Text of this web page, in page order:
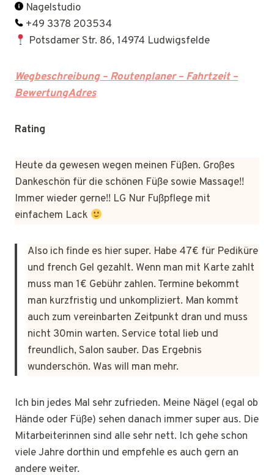
Nagelstudio
+49 3378 203534
Potsdamer Str. 86, 14974 Ludwigsfelde
Wegbeschreibung – Routenplaner – Fahrtzeit –
BewertungAdres
Rating
Heute da gewesen wegen meinen Füßen. Großes
Dankeschön für die schönen Füße sowie Massage!!
Immer wieder gerne!! LG Nur Fußpflege mit
einfachem Lack
Also ich finde es hier super. Habe 47€ für Pediküre
und french Gel gezahlt. Wenn man mit Karte zahlt
muss man 1€ Gebühr zahlen. Termine bekommt
man kurzfristig und unkompliziert. Man kommt
auch zum vereinbarten Zeitpunkt dran und muss
nicht 30min warten. Service total lieb und
freundlich, Salon sauber. Das Ergebnis
wunderschön. Was will man mehr.
Ich bin jedes Mal sehr zufrieden. Meine Nägel (egal ob
Hände oder Füße) sehen danach immer super aus. Die
Mitarbeiterinnen sind alle sehr nett. Ich gehe schon
viele Jahre dorthin und empfehle es auch gern an
andere weiter.